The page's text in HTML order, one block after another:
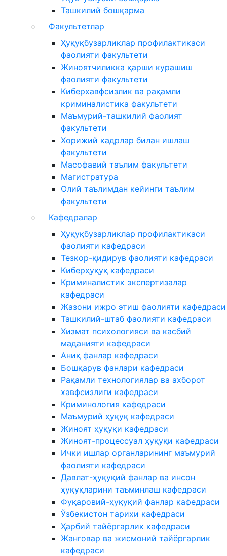
Ташкилий бошқарма
Факультетлар
Ҳуқуқбузарликлар профилактикаси
фаолияти факультети
Жиноятчиликка қарши курашиш
фаолияти факультети
Киберхавфсизлик ва рақамли
криминалистика факультети
Маъмурий-ташкилий фаолият
факультети
Хорижий кадрлар билан ишлаш
факультети
Масофавий таълим факультети
Магистратура
Олий таълимдан кейинги таълим
факультети
Кафедралар
Ҳуқуқбузарликлар профилактикаси
фаолияти кафедраси
Тезкор-қидирув фаолияти кафедраси
Киберҳуқуқ кафедраси
Криминалистик экспертизалар
кафедраси
Жазони ижро этиш фаолияти кафедраси
Ташкилий-штаб фаолияти кафедраси
Хизмат психологияси ва касбий
маданияти кафедраси
Аниқ фанлар кафедраси
Бошқарув фанлари кафедраси
Рақамли технологиялар ва ахборот
хавфсизлиги кафедраси
Криминология кафедраси
Маъмурий ҳуқуқ кафедраси
Жиноят ҳуқуқи кафедраси
Жиноят-процессуал ҳуқуқи кафедраси
Ички ишлар органларининг маъмурий
фаолияти кафедраси
Давлат-ҳуқуқий фанлар ва инсон
ҳуқуқларини таъминлаш кафедраси
Фуқаровий-ҳуқуқий фанлар кафедраси
Ўзбекистон тарихи кафедраси
Ҳарбий тайёргарлик кафедраси
Жанговар ва жисмоний тайёргарлик
кафедраси